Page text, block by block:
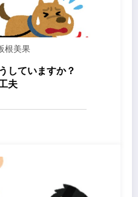
根美果
していますか？
夫